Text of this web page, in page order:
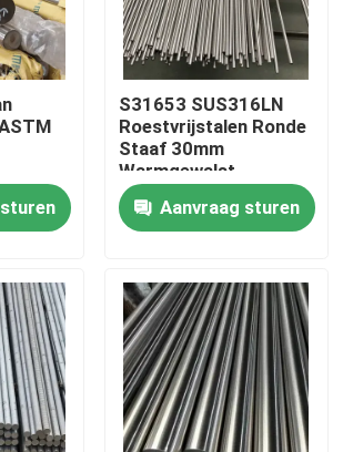
S31653 SUS316LN
Roestvrijstalen Ronde
Staaf 30mm
Warmgewalst
Koudgewalst Helder
Precisie Gesneden
Aanvraag sturen